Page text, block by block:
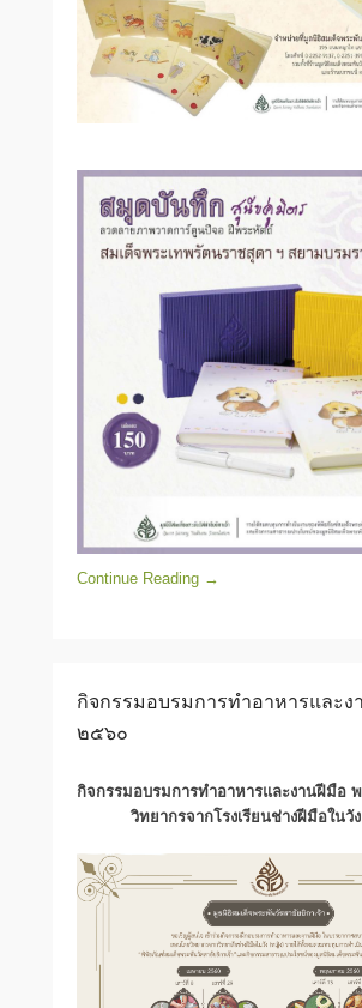
Continue Reading →
กิจกรรมอบรมการทำอาหารและง
๒๕๖๐
กิจกรรมอบรมการทำอาหารและงานฝีมือ
วิทยากรจากโรงเรียนช่างฝีมือในวั